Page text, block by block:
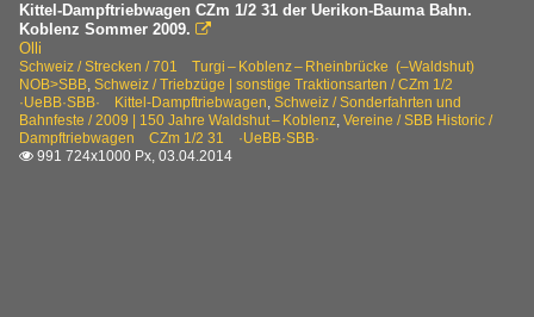
Kittel-Dampftriebwagen CZm 1/2 31 der Uerikon-Bauma Bahn.
Koblenz Sommer 2009. 
Olli
Schweiz / Strecken / 701 Turgi – Koblenz – Rheinbrücke (–Waldshut)
NOB>SBB, Schweiz / Triebzüge | sonstige Traktionsarten / CZm 1/2
·UeBB·SBB· Kittel-Dampftriebwagen, Schweiz / Sonderfahrten und
Bahnfeste / 2009 | 150 Jahre Waldshut – Koblenz, Vereine / SBB Historic /
Dampftriebwagen CZm 1/2 31 ·UeBB·SBB·
 991 724x1000 Px, 03.04.2014